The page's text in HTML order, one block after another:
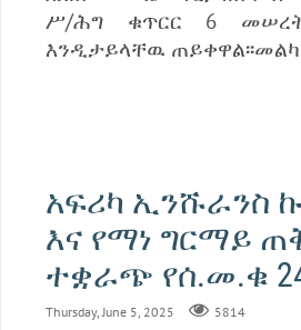
ሥ/ሕግ ቁጥርር 6
እንዲታይላቸዉ
አፍሪካ ኢንሹራንስ
እና የማነ ግርማይ
ተቋራጭ የሰ.መ.ቁ
Thursday, June 5, 2025 5814